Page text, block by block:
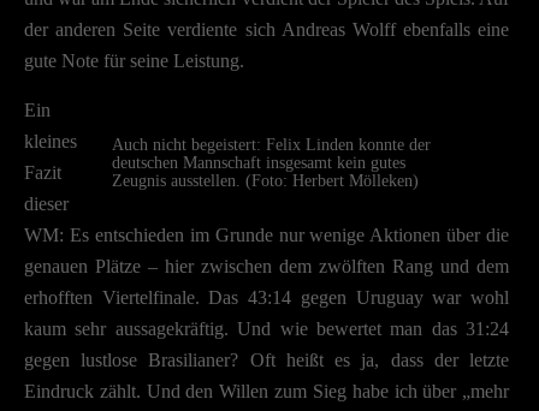
der anderen Seite verdiente sich Andreas Wolff ebenfalls eine
gute Note für seine Leistung.
Auch nicht begeistert: Felix Linden konnte der
deutschen Mannschaft insgesamt kein gutes
Zeugnis ausstellen. (Foto: Herbert Mölleken)
Ein
kleines
Fazit
dieser
WM: Es entschieden im Grunde nur wenige Aktionen über die
genauen Plätze – hier zwischen dem zwölften Rang und dem
erhofften Viertelfinale. Das 43:14 gegen Uruguay war wohl
kaum sehr aussagekräftig. Und wie bewertet man das 31:24
gegen lustlose Brasilianer? Oft heißt es ja, dass der letzte
Eindruck zählt. Und den Willen zum Sieg habe ich über „mehr
Adressen). Informationen zu den Funktionen und Anbietern der
Cookies findest du unten unter „Cookie-Details“. Weitere Informationen
die Verwendung deiner Daten findest du in unserer
Cookies einverstanden. Wir bitten dich um Verständnis, dass du ohne
Zustimmung zur Cookie-Verwendung unser Angebot nicht nutzen kannst.
Wenn du unter 16 Jahre alt bist und deine Zustimmung zu freiwilligen
Diensten geben möchtest, musst du deine Erziehungsberechtigten um
bitten.
Hier finden Sie eine Übersicht über alle verwendeten Cookies. Sie können
Einwilligung zu ganzen Kategorien geben oder sich weitere Informationen
anzeigen lassen und so nur bestimmte Cookies auswählen.
Speichern
Zurück